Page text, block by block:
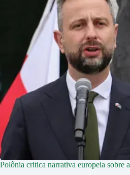
Polônia critica narrativa europeia sobre